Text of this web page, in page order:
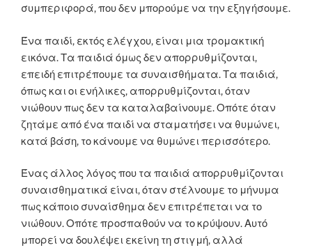
συμπεριφορά, που δεν μπορούμε να την εξηγήσουμε.
Ένα παιδί, εκτός ελέγχου, είναι μια τρομακτική
εικόνα. Τα παιδιά όμως δεν απορρυθμίζονται,
επειδή επιτρέπουμε τα συναισθήματα. Τα παιδιά,
όπως και οι ενήλικες, απορρυθμίζονται, όταν
νιώθουν πως δεν τα καταλαβαίνουμε. Οπότε όταν
ζητάμε από ένα παιδί να σταματήσει να θυμώνει,
κατά βάση, το κάνουμε να θυμώνει περισσότερο.
Ένας άλλος λόγος που τα παιδιά απορρυθμίζονται
συναισθηματικά είναι, όταν στέλνουμε το μήνυμα
πως κάποιο συναίσθημα δεν επιτρέπεται να το
νιώθουν. Οπότε προσπαθούν να το κρύψουν. Αυτό
μπορεί να δουλέψει εκείνη τη στιγμή, αλλά